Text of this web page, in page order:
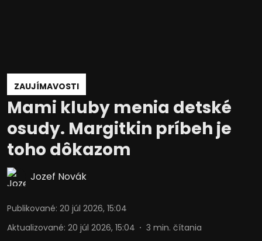
ZAUJÍMAVOSTI
Mami kluby menia detské
osudy. Margitkin príbeh je
toho dôkazom
Jozef Novák
Publikované: 20 júl 2026, 15:04
Aktualizované: 20 júl 2026, 15:04 3 min. čítania